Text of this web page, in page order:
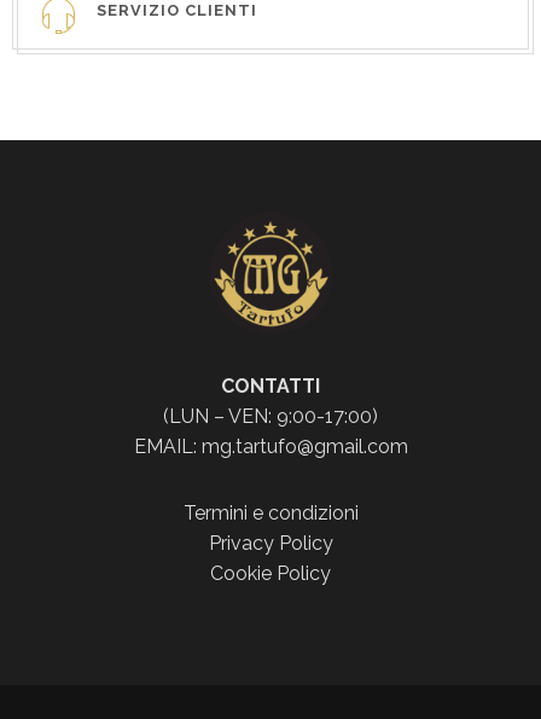
SERVIZIO CLIENTI
CONTATTI
(LUN – VEN: 9:00-17:00)
EMAIL: mg.tartufo@gmail.com
Termini e condizioni
Privacy Policy
Cookie Policy